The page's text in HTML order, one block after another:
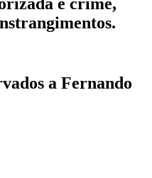
é crime,
a Fernando